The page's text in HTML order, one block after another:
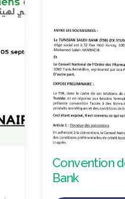
Convention
Bank